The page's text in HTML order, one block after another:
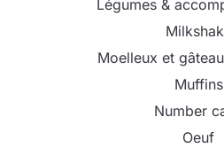
Légumes &
Moelleux et
Muffins
Number
Oeuf